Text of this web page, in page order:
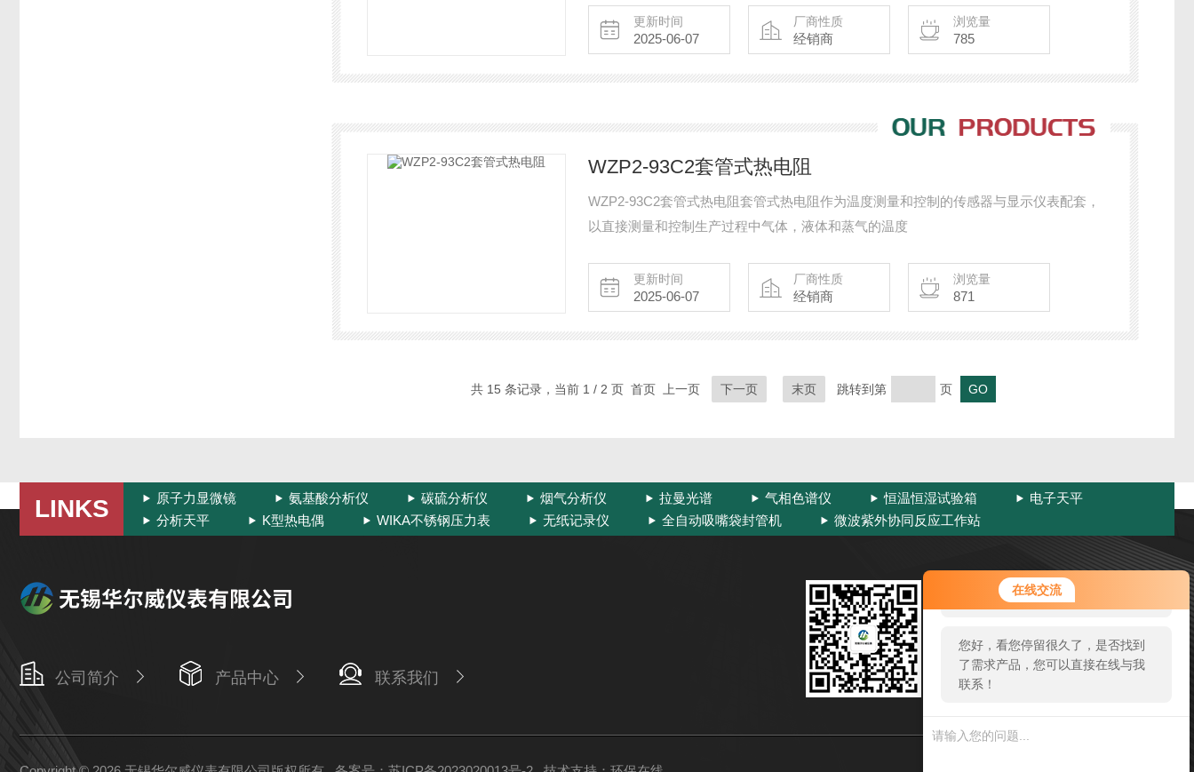
在线交流
您好！欢迎前来咨询，很高兴为您
服务，请问您要咨询什么问题呢？
您好，看您停留很久了，是否找到
了需求产品，您可以直接在线与我
联系！
更新时间
2025-06-07
厂商性质
经销商
浏览量
785
WZP2-93C2套管式热电阻
WZP2-93C2套管式热电阻套管式热电阻作为温度测量和控制的传感器与显示仪表配套，
以直接测量和控制生产过程中气体，液体和蒸气的温度
更新时间
2025-06-07
厂商性质
经销商
浏览量
871
共 15 条记录，当前 1 / 2 页 首页 上一页 下一页 末页 跳转到第 页
LINKS 原子力显微镜 氨基酸分析仪 碳硫分析仪 烟气分析仪 拉曼光谱 气相色谱仪 恒温恒湿试验箱
电子天平
分析天平
K型热电偶 WIKA不锈钢压力表 无纸记录仪 全自动吸嘴袋封管机 微波紫外协同反应工作站
公司简介 产品中心 联系我们
扫码加微信
电话：0510-83314009
地址：滨湖区建筑路国家工业设计园内